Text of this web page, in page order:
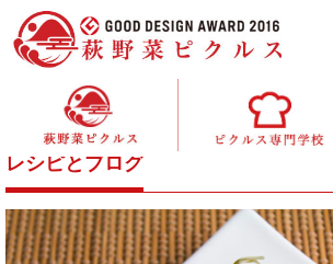
萩野菜ピクルス
保存！和風味きゅうりのピクルスの作り方
レシピとブログ